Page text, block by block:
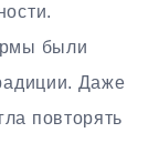
были
Даже
повторять